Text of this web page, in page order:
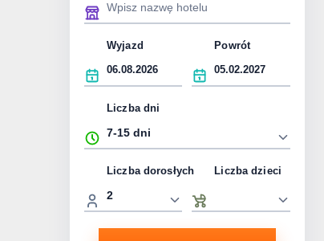
Wyjazd Powrót
Liczba dni
Liczba dorosłych Liczba dzieci